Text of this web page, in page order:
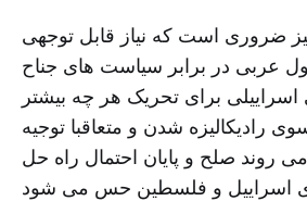
ضروری است که نیاز قابل توجهی
عربی در برابر سیاست های جناح
اسراییلی برای تحریک هر چه بیشتر
رادیکالیزه شدن و متعاقبا توجیه
روند صلح و پایان احتمال راه حل